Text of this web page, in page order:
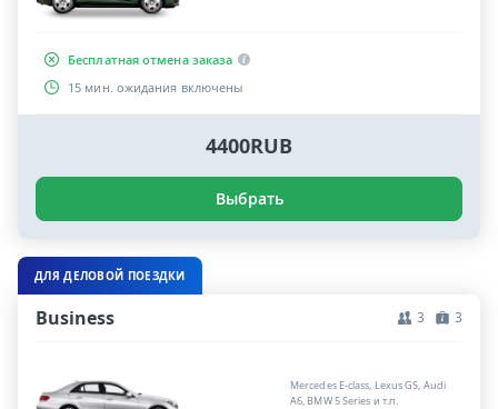
Бесплатная отмена заказа
15 мин. ожидания включены
4400RUB
Выбрать
ДЛЯ ДЕЛОВОЙ ПОЕЗДКИ
Business 3 3
Mercedes E-class, Lexus GS, Audi
A6, BMW 5 Series и т.п.